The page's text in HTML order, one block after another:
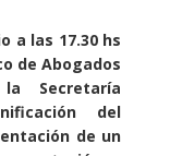
a las 17.30 hs
de Abogados
Secretaría
del
de un